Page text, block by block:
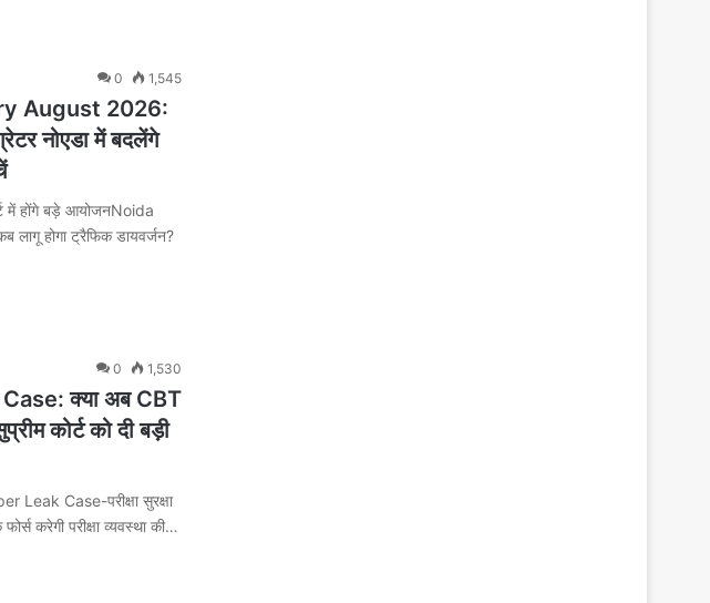
0 1,545
August 2026:
नोएडा में बदलेंगे
में होंगे बड़े आयोजनNoida
होगा ट्रैफिक डायवर्जन?
0 1,530
क्या अब CBT
कोर्ट को दी बड़ी
Case-परीक्षा सुरक्षा
करेगी परीक्षा व्यवस्था की…